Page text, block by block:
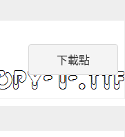
下載點